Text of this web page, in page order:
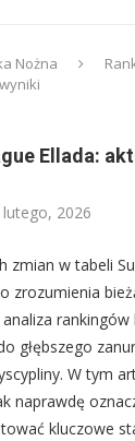
Nożna
Ellada:
lutego, 2026
zmian w tabeli
zrozumienia
głębszego
W tym
naprawdę
kluczowe